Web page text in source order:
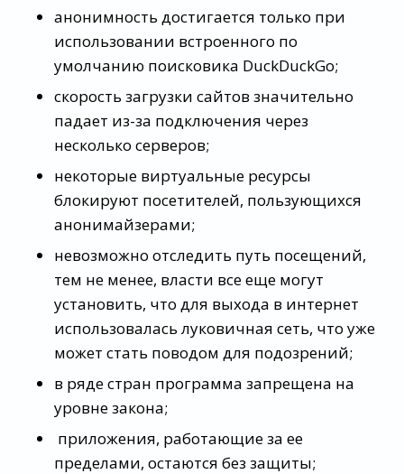
анонимность достигается только при
использовании встроенного по
умолчанию поисковика DuckDuckGo;
скорость загрузки сайтов значительно
падает из-за подключения через
несколько серверов;
некоторые виртуальные ресурсы
блокируют посетителей, пользующихся
анонимайзерами;
невозможно отследить путь посещений,
тем не менее, власти все еще могут
установить, что для выхода в интернет
использовалась луковичная сеть, что уже
может стать поводом для подозрений;
в ряде стран программа запрещена на
уровне закона;
приложения, работающие за ее
пределами, остаются без защиты;